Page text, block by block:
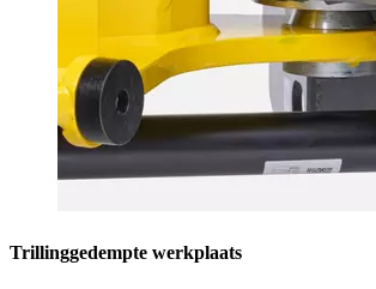
Trillinggedempte werkplaats